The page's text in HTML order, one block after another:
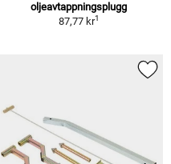
oljeavtappningsplugg
87,77 kr1